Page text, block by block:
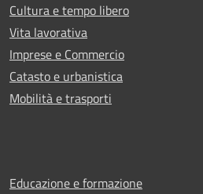
Cultura e tempo libero
Vita lavorativa
Imprese e Commercio
Catasto e urbanistica
Mobilità e trasporti
Educazione e formazione